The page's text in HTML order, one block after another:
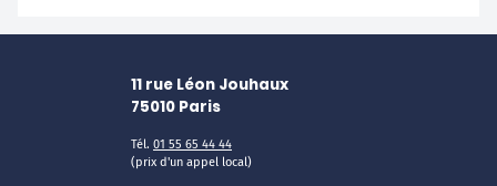
11 rue Léon Jouhaux
75010 Paris
Tél. 01 55 65 44 44
(prix d'un appel local)